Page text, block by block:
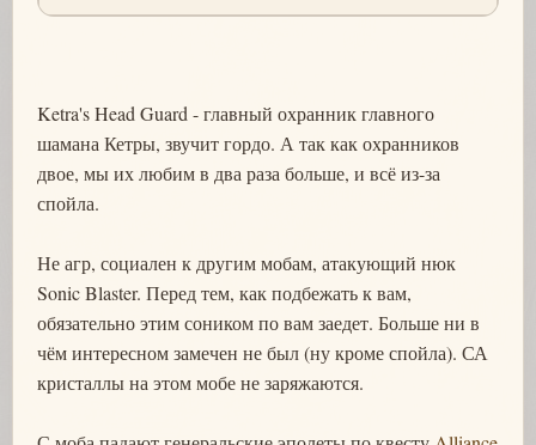
Ketra's Head Guard - главный охранник главного
шамана Кетры, звучит гордо. А так как охранников
двое, мы их любим в два раза больше, и всё из-за
спойла.
Не агр, социален к другим мобам, атакующий нюк
Sonic Blaster. Перед тем, как подбежать к вам,
обязательно этим соником по вам заедет. Больше ни в
чём интересном замечен не был (ну кроме спойла). СА
кристаллы на этом мобе не заряжаются.